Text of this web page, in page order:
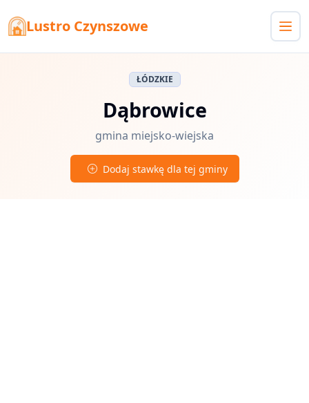
Lustro Czynszowe
ŁÓDZKIE
Dąbrowice
gmina miejsko-wiejska
Dodaj stawkę dla tej gminy